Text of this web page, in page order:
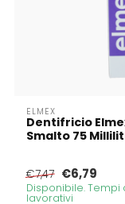
ELMEX
Dentifricio
Smalto 75
€7,47 €6,79
Disponibile. Tempi
lavorativi